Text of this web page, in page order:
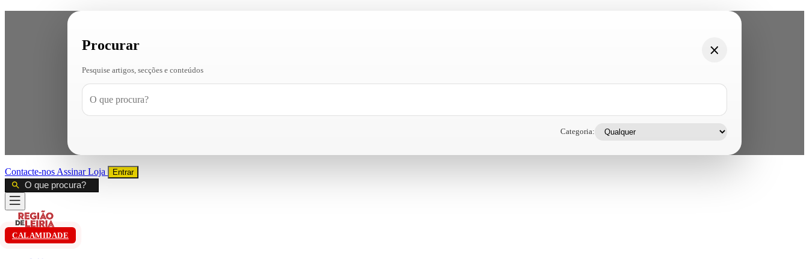
Procurar
Pesquise artigos, secções e conteúdos
Categoria:
Contacte-nos AssinarLoja Entrar
CALAMIDADE